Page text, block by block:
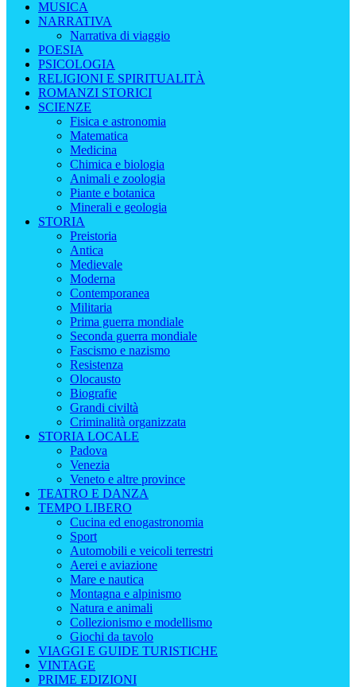
MUSICA
NARRATIVA
Narrativa di viaggio
POESIA
PSICOLOGIA
RELIGIONI E SPIRITUALITÀ
ROMANZI STORICI
SCIENZE
Fisica e astronomia
Matematica
Medicina
Chimica e biologia
Animali e zoologia
Piante e botanica
Minerali e geologia
STORIA
Preistoria
Antica
Medievale
Moderna
Contemporanea
Militaria
Prima guerra mondiale
Seconda guerra mondiale
Fascismo e nazismo
Resistenza
Olocausto
Biografie
Grandi civiltà
Criminalità organizzata
STORIA LOCALE
Padova
Venezia
Veneto e altre province
TEATRO E DANZA
TEMPO LIBERO
Cucina ed enogastronomia
Sport
Automobili e veicoli terrestri
Aerei e aviazione
Mare e nautica
Montagna e alpinismo
Natura e animali
Collezionismo e modellismo
Giochi da tavolo
VIAGGI E GUIDE TURISTICHE
VINTAGE
PRIME EDIZIONI